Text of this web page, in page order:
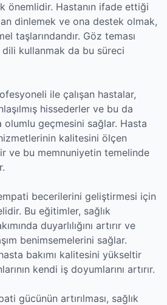
önemlidir. Hastanın ifade ettiği
dinlemek ve ona destek olmak,
taşlarındandır. Göz teması
kullanmak da bu süreci
ile çalışan hastalar,
hissederler ve bu da
geçmesini sağlar. Hasta
kalitesini ölçen
ve bu memnuniyetin temelinde
empati becerilerini geliştirmesi için
Bu eğitimler, sağlık
duyarlılığını artırır ve
benimsemelerini sağlar.
bakımı kalitesini yükseltir
kendi iş doyumlarını artırır.
gücünün artırılması, sağlık